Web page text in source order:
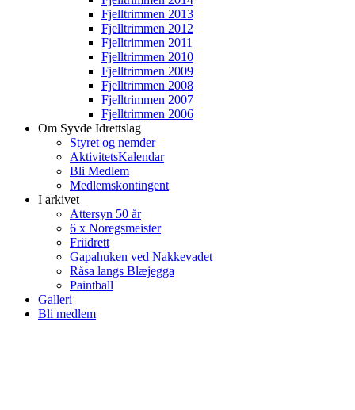
Fjelltrimmen 2013
Fjelltrimmen 2012
Fjelltrimmen 2011
Fjelltrimmen 2010
Fjelltrimmen 2009
Fjelltrimmen 2008
Fjelltrimmen 2007
Fjelltrimmen 2006
Om Syvde Idrettslag
Styret og nemder
AktivitetsKalendar
Bli Medlem
Medlemskontingent
I arkivet
Attersyn 50 år
6 x Noregsmeister
Friidrett
Gapahuken ved Nakkevadet
Råsa langs Blæjegga
Paintball
Galleri
Bli medlem